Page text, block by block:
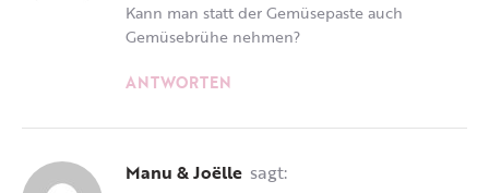
Kann man statt der Gemüsepaste auch
Gemüsebrühe nehmen?
ANTWORTEN
Manu & Joëlle sagt: